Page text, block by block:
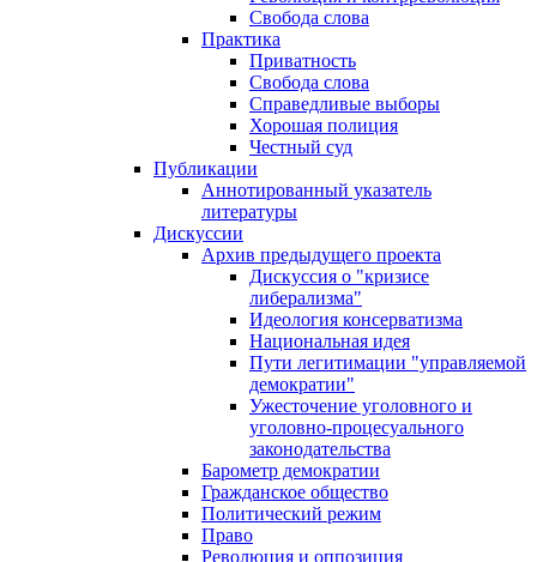
Свобода слова
Практика
Приватность
Свобода слова
Справедливые выборы
Хорошая полиция
Честный суд
Публикации
Аннотированный указатель
литературы
Дискуссии
Архив предыдущего проекта
Дискуссия о "кризисе
либерализма"
Идеология консерватизма
Национальная идея
Пути легитимации "управляемой
демократии"
Ужесточение уголовного и
уголовно-процесуального
законодательства
Барометр демократии
Гражданское общество
Политический режим
Право
Революция и оппозиция